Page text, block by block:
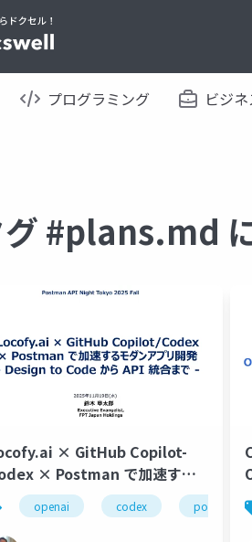
プログラミング ビジ
#plans.md
× GitHub Copilot-
× Postman で加速する
ンアプリ開発
openai codex postman